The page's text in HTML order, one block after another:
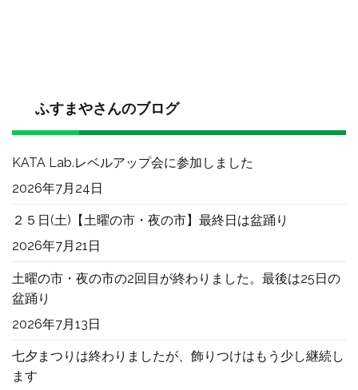
ふすまやさんのブログ
KATA Lab.レベルアップ会に参加しました
2026年7月24日
２５日(土)【土曜の市・夜の市】最終日は盆踊り
2026年7月21日
土曜の市・夜の市の2回目が終わりました。最後は25日の
盆踊り
2026年7月13日
七夕まつりは終わりましたが、飾りつけはもう少し継続し
ます